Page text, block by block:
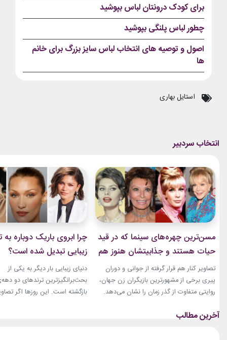
برای کودک درونتان لباس بپوشید
چطور لباس پلنگی بپوشید
اصول و توصیه های انتخاب لباس سایز بزرگ برای خانم
ها
استایل بهاری
مسن‌ترین چهره‌های سینما که در قید
حیات هستند و جذابیتشان هنوز هم
باقیست!
تصاویر کنار هم قرار گرفته از جوانی و دوران
پیری برخی از مشهورترین بازیگران زن جهان،
روایتی متفاوت از گذر زمان را نشان می‌دهد.
هنوز با حضور، شخصیت و میراث هنری خود
چرا ابروی باریک دوباره به
زیبایی تبدیل شده است؟
دنیای زیبایی بار دیگر به یکی از
بحث‌برانگیزترین ترندهای دو
بازگشته است. این روزها اگر